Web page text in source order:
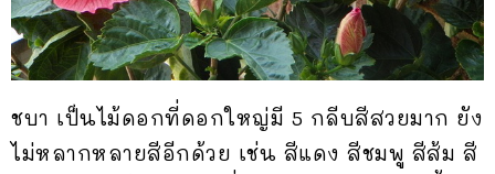
ชบา เป็นไม้ดอกที่ดอกใหญ่มี 5 กลีบสีสวยมาก ยัง
ไม่หลากหลายสีอีกด้วย เช่น สีแดง สีชมพู สีส้ม สี